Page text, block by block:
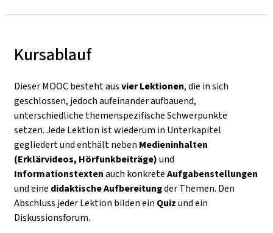
Kursablauf
Dieser MOOC besteht ausvier Lektionen, die in sich
geschlossen, jedoch aufeinander aufbauend,
unterschiedliche themenspezifische Schwerpunkte
setzen. Jede Lektion ist wiederum in Unterkapitel
gegliedert und enthält neben Medieninhalten
(Erklärvideos, Hörfunkbeiträge)und
Informationstextenauch konkreteAufgabenstellungen
und eine didaktische Aufbereitungder Themen. Den
Abschluss jeder Lektion bilden ein Quizund ein
Diskussionsforum.